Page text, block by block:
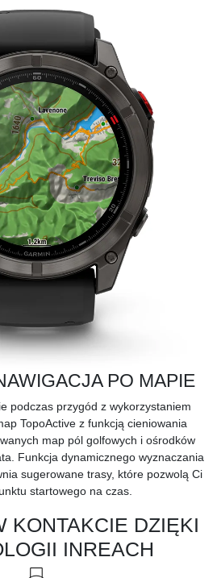
PO MAPIE
podczas przygód z wykorzystaniem
TopoActive z funkcją cieniowania
map pól golfowych i ośrodków
Funkcja dynamicznego wyznaczania
sugerowane trasy, które pozwolą Ci
startowego na czas.
KONTAKCIE DZIĘKI
INREACH